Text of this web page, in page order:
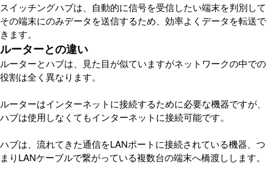
スイッチングハブは、自動的に信号を受信したい端末を判別して
その端末にのみデータを送信するため、効率よくデータを転送で
きます。
ルーターとの違い
ルーターとハブは、見た目が似ていますがネットワークの中での
役割は全く異なります。
ルーターはインターネットに接続するために必要な機器ですが、
ハブは使用しなくてもインターネットに接続可能です。
ハブは、流れてきた通信をLANポートに接続されている機器、つ
まりLANケーブルで繋がっている複数台の端末へ橋渡しします。